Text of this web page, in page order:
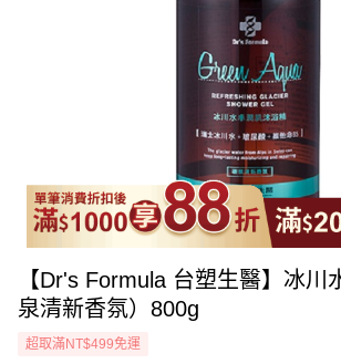
【Dr's Formula 台塑生醫】冰川
泉清新香氛）800g
超取滿NT$499免運